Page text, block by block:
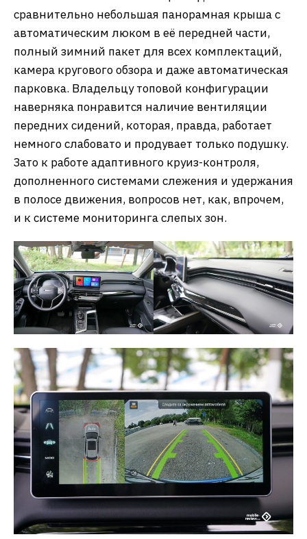
сравнительно небольшая панорамная крыша с
автоматическим люком в её передней части,
полный зимний пакет для всех комплектаций,
камера кругового обзора и даже автоматическая
парковка. Владельцу топовой конфигурации
наверняка понравится наличие вентиляции
передних сидений, которая, правда, работает
немного слабовато и продувает только подушку.
Зато к работе адаптивного круиз-контроля,
дополненного системами слежения и удержания
в полосе движения, вопросов нет, как, впрочем,
и к системе мониторинга слепых зон.